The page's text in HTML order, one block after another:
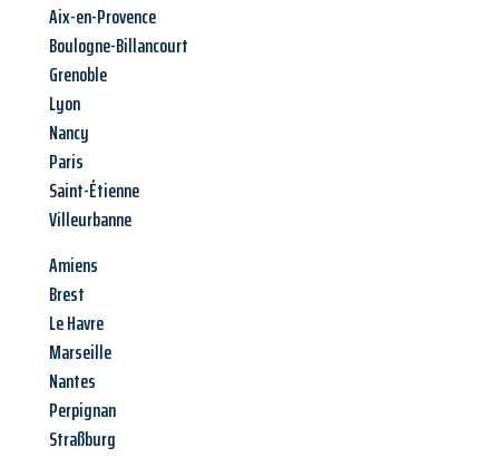
Aix-en-Provence
Boulogne-Billancourt
Grenoble
Lyon
Nancy
Paris
Saint-Étienne
Villeurbanne
Amiens
Brest
Le Havre
Marseille
Nantes
Perpignan
Straßburg